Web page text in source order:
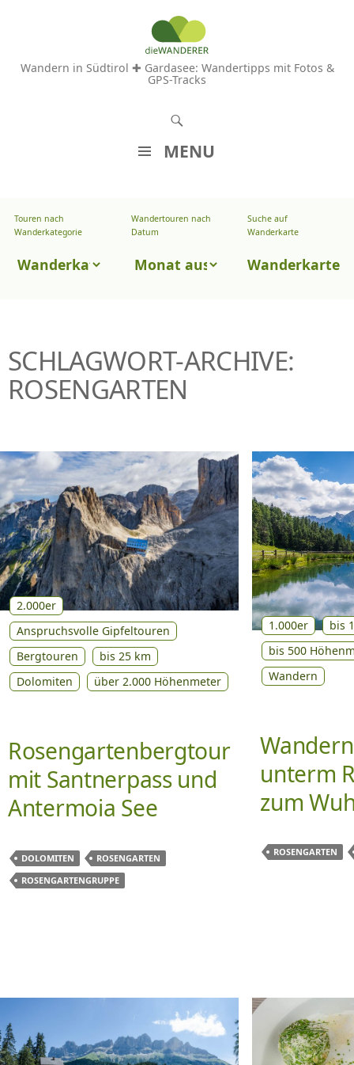
Wandern in Südtirol ✚ Gardasee: Wandertipps mit Fotos &
GPS-Tracks
MENU
M
S
P
R
I
E
N
Touren nach
Wanderkategorie
Touren
Wandertouren nach
Datum
Wandertouren
Datum
Suche auf
Wanderkarte
Wanderkarte
SCHLAGWORT-ARCHIVE:
ROSENGARTEN
2.000er
Anspruchsvolle Gipfeltouren
Bergtouren
bis 25 km
Dolomiten
über 2.000 Höhenmeter
Rosengartenbergtour
mit Santnerpass und
Antermoia See
DOLOMITEN
ROSENGARTEN
ROSENGARTENGRUPPE
1.000er
bis
bis 500
Wandern
unterm
zum
ROSENGARTEN